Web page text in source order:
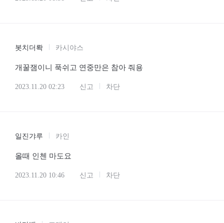
봇치더롹 카시야스
개꿀잼이니 푹쉬고 연중만은 참아 줘용
2023.11.20 02:23 신고 차단
일진갸루 카인
올때 인첸 마도요
2023.11.20 10:46 신고 차단